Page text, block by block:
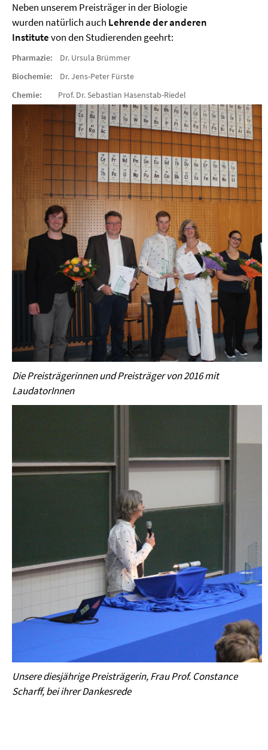
Neben unserem Preisträger in der Biologie
wurden natürlich auch Lehrende der anderen
Institutevon den Studierenden geehrt:
Pharmazie: Dr. Ursula Brümmer
Biochemie: Dr. Jens-Peter Fürste
Chemie: Prof. Dr. Sebastian Hasenstab-Riedel
Die Preisträgerinnen und Preisträger von 2016 mit
LaudatorInnen
Unsere diesjährige Preisträgerin, Frau Prof. Constance
Scharff, bei ihrer Dankesrede